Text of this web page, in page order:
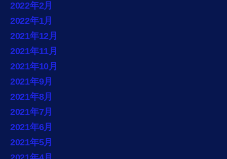
2022年2月
2022年1月
2021年12月
2021年11月
2021年10月
2021年9月
2021年8月
2021年7月
2021年6月
2021年5月